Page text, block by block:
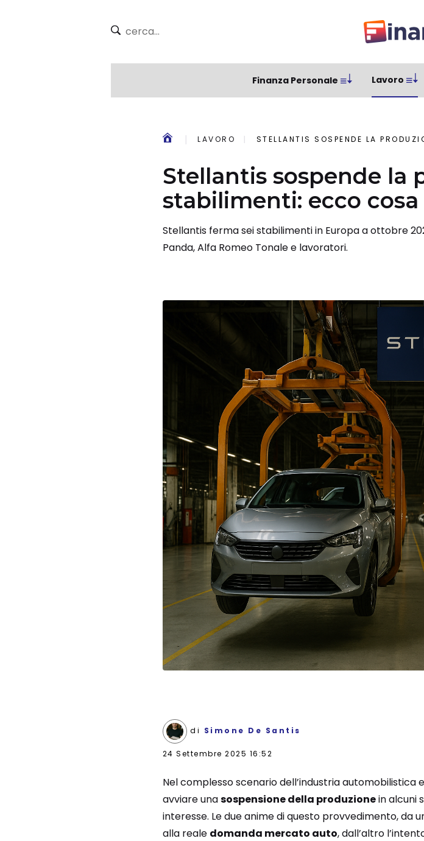
Finanza Personale Lavoro
LAVORO STELLANTIS SOSPENDE LA
Stellantis sospende la
stabilimenti: ecco
Stellantis ferma sei stabilimenti in Europa a ottobre
Panda, Alfa Romeo Tonale e lavoratori.
di Simone De Santis
24 Settembre 2025 16:52
Nel complesso scenario dell’industria automobilistica
avviare unasospensione della produzionein alcuni
interesse. Le due anime di questo provvedimento, da
alla reale domanda mercato auto, dall’altro